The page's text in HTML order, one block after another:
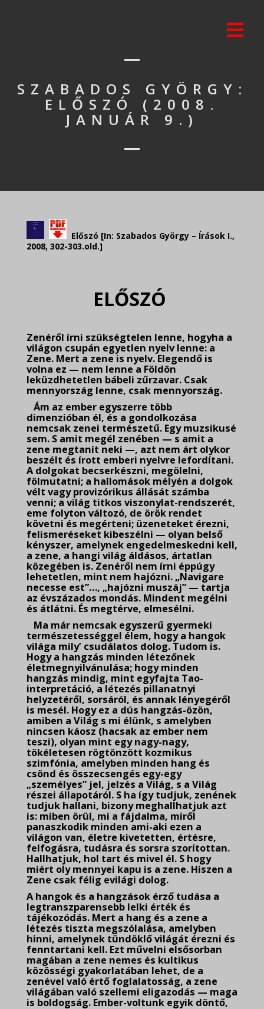
SZABADOS GYÖRGY:
ELŐSZÓ (2008.
JANUÁR 9.)
Előszó [In: Szabados György – Írások I.,
2008, 302-303.old.]
ELŐSZÓ
Zenéről írni szükségtelen lenne, hogyha a
világon csupán egyetlen nyelv lenne: a
Zene. Mert a zene is nyelv. Elegendő is
volna ez — nem lenne a Földön
leküzdhetetlen bábeli zűrzavar. Csak
mennyország lenne, csak mennyország.
Ám az ember egyszerre több
dimenzióban él, és a gondolkozása
nemcsak zenei természetű. Egy muzsikusé
sem. S amit megél zenében — s amit a
zene megtanít neki —, azt nem árt olykor
beszélt és írott emberi nyelvre lefordítani.
A dolgokat becserkészni, megölelni,
fölmutatni; a hallomások mélyén a dolgok
vélt vagy provizórikus állását számba
venni; a világ titkos viszonylat-rendszerét,
eme folyton változó, de örök rendet
követni és megérteni; üzeneteket érezni,
felismeréseket kibeszélni — olyan belső
kényszer, amelynek engedelmeskedni kell,
a zene, a hangi világ áldásos, ártatlan
közegében is. Zenéről nem írni éppúgy
lehetetlen, mint nem hajózni. „Navigare
necesse est”…, „hajózni muszáj” — tartja
az évszázados mondás. Mindent megélni
és átlátni. És megtérve, elmesélni.
Ma már nemcsak egyszerű gyermeki
természetességgel élem, hogy a hangok
világa mily’ csudálatos dolog. Tudom is.
Hogy a hangzás minden létezőnek
életmegnyilvánulása; hogy minden
hangzás mindig, mint egyfajta Tao-
interpretáció, a létezés pillanatnyi
helyzetéről, sorsáról, és annak lényegéről
is mesél. Hogy ez a dús hangzás-özön,
amiben a Világ s mi élünk, s amelyben
nincsen káosz (hacsak az ember nem
teszi), olyan mint egy nagy-nagy,
tökéletesen rögtönzött kozmikus
szimfónia, amelyben minden hang és
csönd és összecsengés egy-egy
„személyes” jel, jelzés a Világ, s a Világ
részei állapotáról. S ha így tudjuk, zenének
tudjuk hallani, bizony meghallhatjuk azt
is: miben örül, mi a fájdalma, miről
panaszkodik minden ami-aki ezen a
világon van, életre kivetetten, értésre,
felfogásra, tudásra és sorsra szorítottan.
Hallhatjuk, hol tart és mivel él. S hogy
miért oly mennyei kapu is a zene. Hiszen a
Zene csak félig evilági dolog.
A hangok és a hangzások érző tudása a
legtranszparensebb lelki érték és
tájékozódás. Mert a hang és a zene a
létezés tiszta megszólalása, amelyben
hinni, amelynek tündöklő világát érezni és
fenntartani kell. Ezt művelni elsősorban
magában a zene nemes és kultikus
közösségi gyakorlatában lehet, de a
zenével való értő foglalatosság, a zene
világában való szellemi eligazodás — maga
is boldogság. Ember-voltunk egyik döntő,